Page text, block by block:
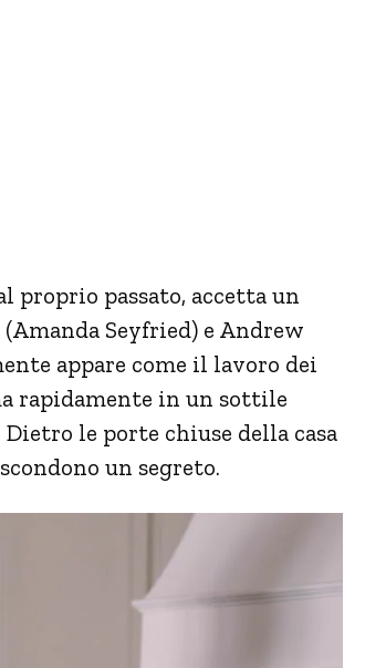
proprio passato, accetta un
Seyfried) e Andrew
appare come il lavoro dei
rapidamente in un sottile
le porte chiuse della casa
un segreto.